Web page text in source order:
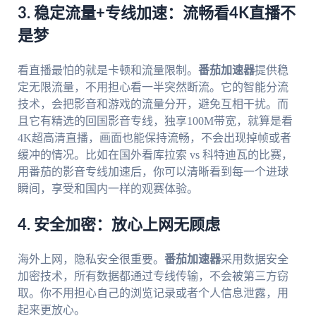
3. 稳定流量+专线加速：流畅看4K直播不
是梦
看直播最怕的就是卡顿和流量限制。 番茄加速器提供稳
定无限流量，不用担心看一半突然断流。它的智能分流
技术，会把影音和游戏的流量分开，避免互相干扰。而
且它有精选的回国影音专线，独享100M带宽，就算是看
4K超高清直播，画面也能保持流畅，不会出现掉帧或者
缓冲的情况。比如在国外看库拉索 vs 科特迪瓦的比赛，
用番茄的影音专线加速后，你可以清晰看到每一个进球
瞬间，享受和国内一样的观赛体验。
4. 安全加密：放心上网无顾虑
海外上网，隐私安全很重要。 番茄加速器采用数据安全
加密技术，所有数据都通过专线传输，不会被第三方窃
取。你不用担心自己的浏览记录或者个人信息泄露，用
起来更放心。